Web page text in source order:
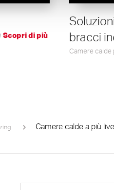
Scopri di più
bracci
Camere calde
Camere calde a più